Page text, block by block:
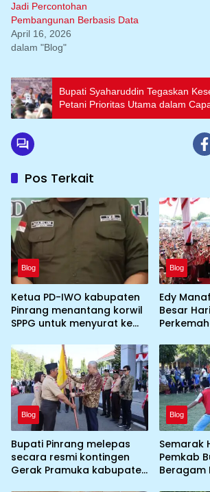
Jadi Percontohan
Pembangunan Berbasis Data
April 16, 2026
dalam "Blog"
Bupati Syaharuddin Tegaskan
Petani Prioritas Utama dalam
Gabah
Pos Terkait
Blog
Ketua PD-IWO kabupaten
Pinrang menantang korwil
SPPG untuk menyurat ke
yang tidak memenuhi
syarat standar dan
persyaratan teknis
Blog
Edy
Besar
Jamnas
Blog
Bupati Pinrang melepas
secara resmi kontingen
Gerak Pramuka kabupaten
Blog
Semarak
Pemkab
Beragam